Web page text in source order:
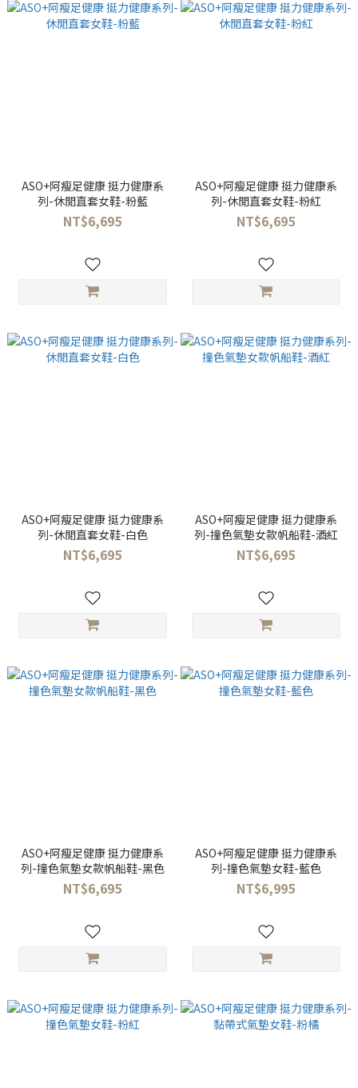
ASO+阿瘦足健康 挺力健康系
列-休閒直套女鞋-粉藍
NT$6,695
ASO+阿瘦足健康 挺力健康系
列-休閒直套女鞋-粉紅
NT$6,695
ASO+阿瘦足健康 挺力健康系
列-休閒直套女鞋-白色
NT$6,695
ASO+阿瘦足健康 挺力健康系
列-撞色氣墊女款帆船鞋-酒紅
NT$6,695
ASO+阿瘦足健康 挺力健康系
列-撞色氣墊女款帆船鞋-黑色
NT$6,695
ASO+阿瘦足健康 挺力健康系
列-撞色氣墊女鞋-藍色
NT$6,995